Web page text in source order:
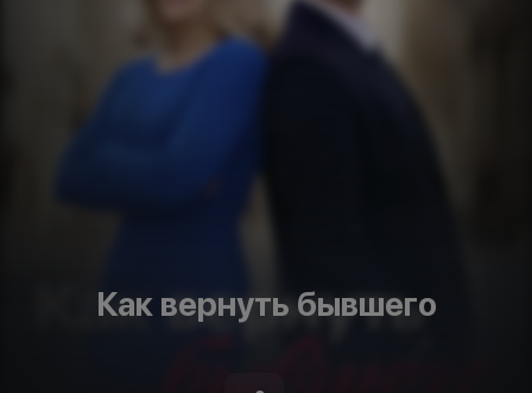
Как вернуть бывшего